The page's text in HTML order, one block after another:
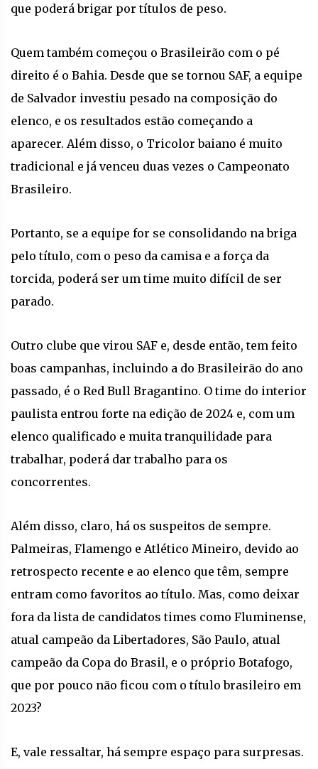
que poderá brigar por títulos de peso.
Quem também começou o Brasileirão com o pé
direito é o Bahia. Desde que se tornou SAF, a equipe
de Salvador investiu pesado na composição do
elenco, e os resultados estão começando a
aparecer. Além disso, o Tricolor baiano é muito
tradicional e já venceu duas vezes o Campeonato
Brasileiro.
Portanto, se a equipe for se consolidando na briga
pelo título, com o peso da camisa e a força da
torcida, poderá ser um time muito difícil de ser
parado.
Outro clube que virou SAF e, desde então, tem feito
boas campanhas, incluindo a do Brasileirão do ano
passado, é o Red Bull Bragantino. O time do interior
paulista entrou forte na edição de 2024 e, com um
elenco qualificado e muita tranquilidade para
trabalhar, poderá dar trabalho para os
concorrentes.
Além disso, claro, há os suspeitos de sempre.
Palmeiras, Flamengo e Atlético Mineiro, devido ao
retrospecto recente e ao elenco que têm, sempre
entram como favoritos ao título. Mas, como deixar
fora da lista de candidatos times como Fluminense,
atual campeão da Libertadores, São Paulo, atual
campeão da Copa do Brasil, e o próprio Botafogo,
que por pouco não ficou com o título brasileiro em
2023?
E, vale ressaltar, há sempre espaço para surpresas.